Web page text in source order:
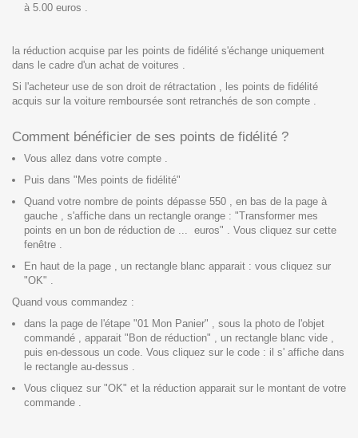
à 5.00 euros .
la réduction acquise par les points de fidélité s'échange uniquement
dans le cadre d'un achat de voitures .
Si l'acheteur use de son droit de rétractation , les points de fidélité
acquis sur la voiture remboursée sont retranchés de son compte .
Comment bénéficier de ses points de fidélité ?
Vous allez dans votre compte .
Puis dans "Mes points de fidélité"
Quand votre nombre de points dépasse 550 , en bas de la page à
gauche , s'affiche dans un rectangle orange : "Transformer mes
points en un bon de réduction de ... euros" . Vous cliquez sur cette
fenêtre .
En haut de la page , un rectangle blanc apparait : vous cliquez sur
"OK" .
Quand vous commandez :
dans la page de l'étape "01 Mon Panier" , sous la photo de l'objet
commandé , apparait "Bon de réduction" , un rectangle blanc vide ,
puis en-dessous un code. Vous cliquez sur le code : il s' affiche dans
le rectangle au-dessus .
Vous cliquez sur "OK" et la réduction apparait sur le montant de votre
commande .